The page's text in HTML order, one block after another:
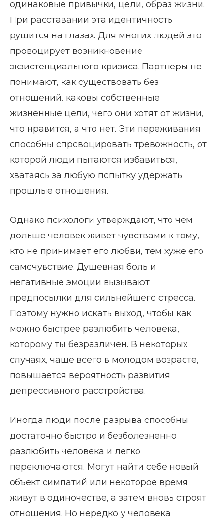
одинаковые привычки, цели, образ жизни.
При расставании эта идентичность
рушится на глазах. Для многих людей это
провоцирует возникновение
экзистенциального кризиса. Партнеры не
понимают, как существовать без
отношений, каковы собственные
жизненные цели, чего они хотят от жизни,
что нравится, а что нет. Эти переживания
способны спровоцировать тревожность, от
которой люди пытаются избавиться,
хватаясь за любую попытку удержать
прошлые отношения.
Однако психологи утверждают, что чем
дольше человек живет чувствами к тому,
кто не принимает его любви, тем хуже его
самочувствие. Душевная боль и
негативные эмоции вызывают
предпосылки для сильнейшего стресса.
Поэтому нужно искать выход, чтобы как
можно быстрее разлюбить человека,
которому ты безразличен. В некоторых
случаях, чаще всего в молодом возрасте,
повышается вероятность развития
депрессивного расстройства.
Иногда люди после разрыва способны
достаточно быстро и безболезненно
разлюбить человека и легко
переключаются. Могут найти себе новый
объект симпатий или некоторое время
живут в одиночестве, а затем вновь строят
отношения. Но нередко у человека